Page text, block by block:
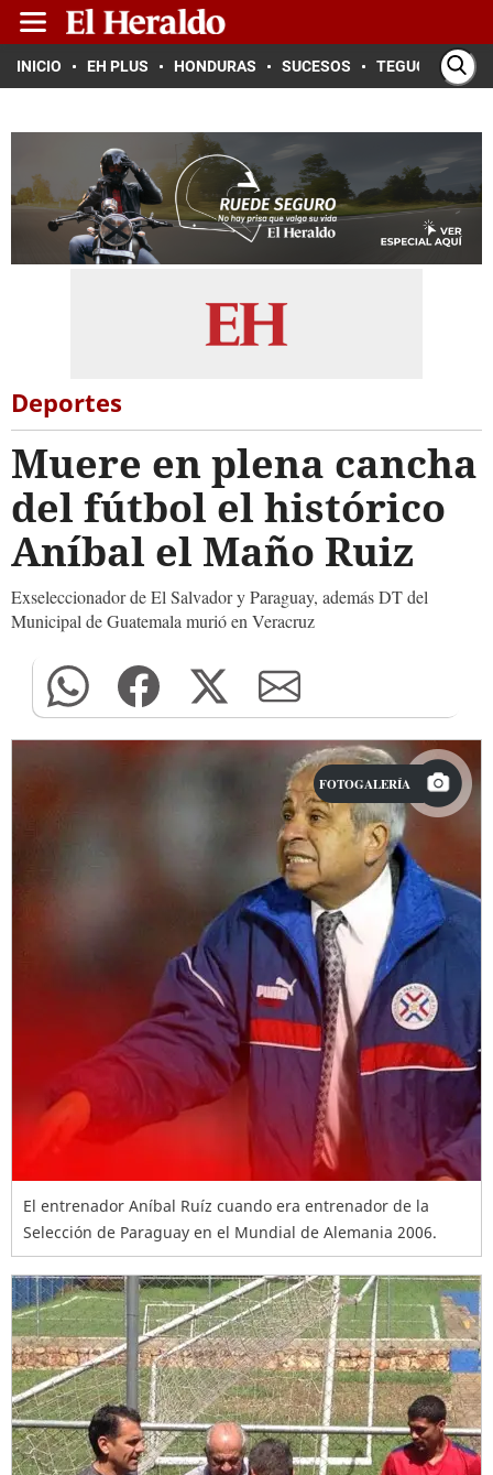
INICIO EH PLUS HONDURAS SUCESOS TEGUCIGALPA
Deportes
Muere en plena cancha
del fútbol el histórico
Aníbal el Maño Ruiz
Exseleccionador de El Salvador y Paraguay, además DT del
Municipal de Guatemala murió en Veracruz
FOTOGALERÍA
El entrenador Aníbal Ruíz cuando era entrenador de la
Selección de Paraguay en el Mundial de Alemania 2006.